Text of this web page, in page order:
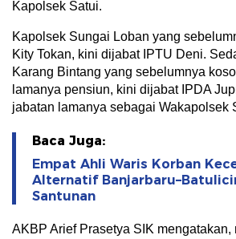
Kapolsek Satui.
Kapolsek Sungai Loban yang
Kity Tokan, kini dijabat IPTU Deni.
Karang Bintang yang sebelumnya
lamanya pensiun, kini dijabat IPDA
jabatan lamanya sebagai Wakapolsek
Baca Juga:
Empat Ahli Waris Korban
Alternatif
Santunan
AKBP Arief Prasetya SIK mengatakan,